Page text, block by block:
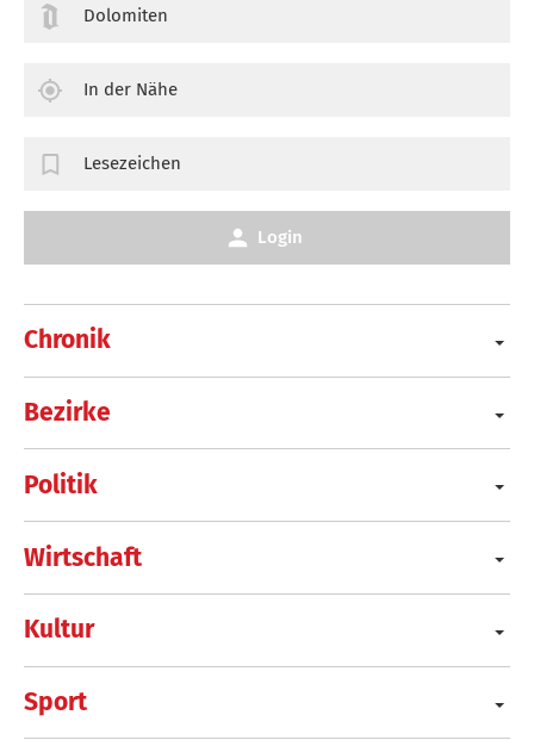
Chronik
Bezirke
Politik
Wirtschaft
Kultur
Sport
Dolomiten
In der Nähe
Lesezeichen
Login